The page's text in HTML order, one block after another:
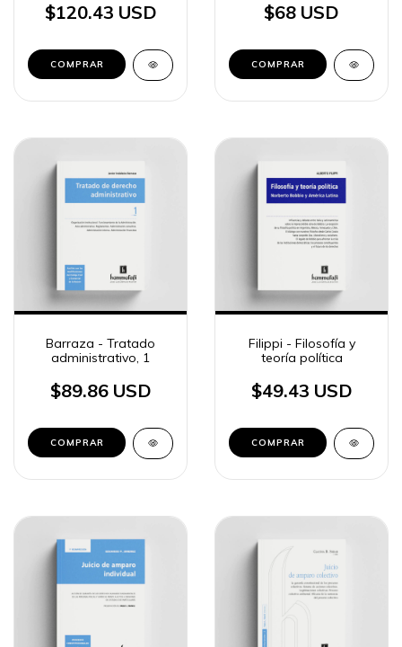
$120.43 USD
COMPRAR
$68 USD
COMPRAR
Barraza - Tratado
administrativo, 1
$89.86 USD
COMPRAR
Filippi - Filosofía y
teoría política
$49.43 USD
COMPRAR